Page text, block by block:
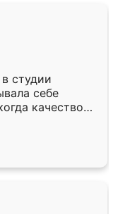
студии
себе
качеством
уже почти